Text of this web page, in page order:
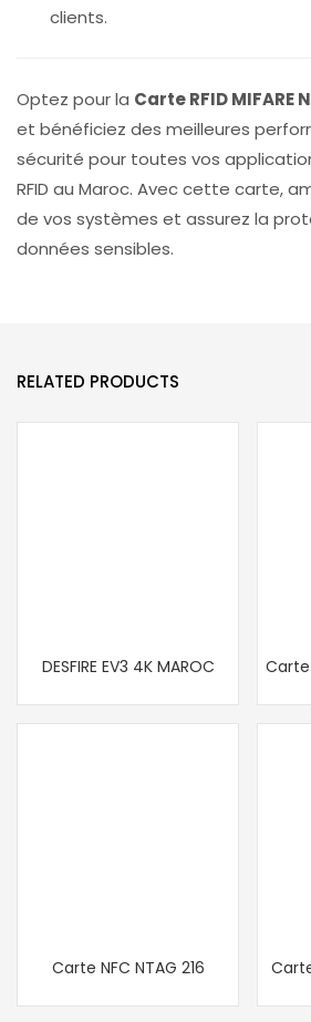
clients.
Optez pour la Carte RFID MIFARE
et bénéficiez des meilleures
sécurité pour toutes vos
RFID au Maroc. Avec cette carte,
de vos systèmes et assurez la
données sensibles.
RELATED PRODUCTS
DESFIRE EV3 4K MAROC Carte
Carte NFC NTAG 216